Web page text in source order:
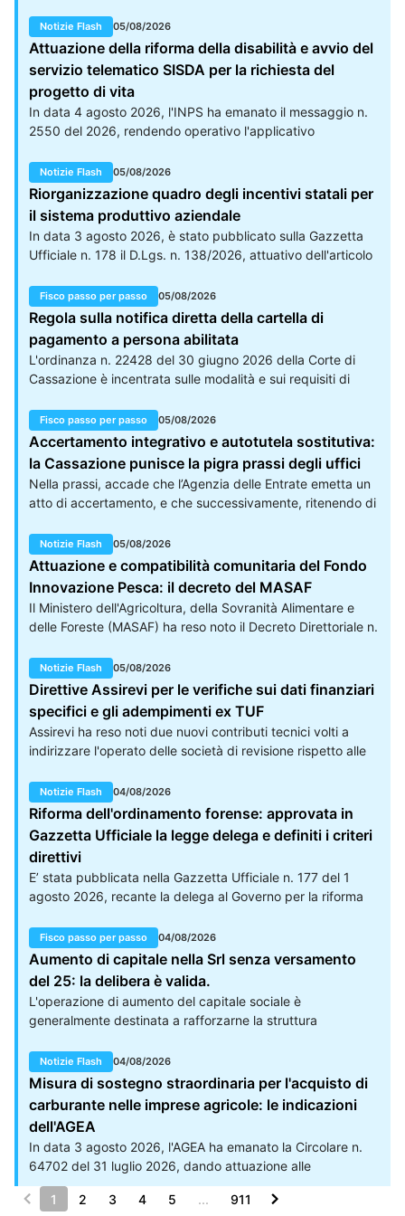
dell'imposta di donazione con l'aliquota dell'8 per un
trasferimento di fondi eseguito a mezzo bonifico bancario
e non registrato spontaneamente dalle parti. Il caso
giudiziario e le condizioni per l'accertamento dell'ufficio La
controversia trae origine da una dazione di denaro di
importo superiore a otto milioni di euro, eseguita da una
contribuente a favore della figlia residente in Italia tramite
Notizie Flash 05/08/2026
Attuazione della riforma della disabilità e avvio del
servizio telematico SISDA per la richiesta del
progetto di vita
In data 4 agosto 2026, l'INPS ha emanato il messaggio n.
2550 del 2026, rendendo operativo l'applicativo
progetto di vita". Il canale telematico consente ai cittadini
residenti nei territori coinvolti dalla fase sperimentale di
inoltrare la domanda volta all'elaborazione del progetto di
vita individuale, personalizzato e partecipato, previsto
dall'articolo 15 del D.Lgs. n. 62/2024 per l'attuazione della
riforma in materia di disabilità.
Notizie Flash 05/08/2026
Riorganizzazione quadro degli incentivi statali per
il sistema produttivo aziendale
In data 3 agosto 2026, è stato pubblicato sulla Gazzetta
Ufficiale n. 178 il D.Lgs. n. 138/2026, attuativo dell'articolo
160. Il provvedimento introduce un riassetto normativo
destinato a razionalizzare l'offerta delle misure di sostegno
alle imprese, riducendo la frammentazione degli interventi
e concentrando le risorse pubbliche sugli strumenti
considerati idonei a raggiungere finalità strategiche.
Fisco passo per passo 05/08/2026
Regola sulla notifica diretta della cartella di
pagamento a persona abilitata
L'ordinanza n. 22428 del 30 giugno 2026 della Corte di
Cassazione è incentrata sulle modalità e sui requisiti di
di legittimità hanno ribadito che, laddove l'agente della
riscossione proceda mediante invio diretto di
raccomandata con avviso di ricevimento ai sensi
dell'articolo 26 del D.P.R. n. 602/1973, la consegna del
plico a una persona abilitata alla ricezione perfeziona la
notificazione senza che sia necessario l'invio di una
successiva raccomandata informativa.
Fisco passo per passo 05/08/2026
Accertamento integrativo e autotutela sostitutiva:
la Cassazione punisce la pigra prassi degli uffici
Nella prassi, accade che l’Agenzia delle Entrate emetta un
atto di accertamento, e che successivamente, ritenendo di
ulteriore atto chiedendo quanto erroneamente omesso nel
primo. Le Sezioni Unite della Cassazione hanno chiarito la
distinzione tra autotutela sostitutiva e accertamento
integrativo.
Notizie Flash 05/08/2026
Attuazione e compatibilità comunitaria del Fondo
Innovazione Pesca: il decreto del MASAF
Il Ministero dell'Agricoltura, della Sovranità Alimentare e
delle Foreste (MASAF) ha reso noto il Decreto Direttoriale n.
428, della legge 29 dicembre 2022, n. 197. Il
provvedimento definisce gli elementi operativi prescritti dal
Regolamento (UE) 2022/2473 e dichiara la compatibilità
con il mercato interno, ai sensi degli articoli 107 e 108 del
Trattato sul funzionamento dell'Unione europea, per una
serie di misure di sostegno destinate alle imprese
impegnate nella produzione, trasformazione e
commercializzazione dei prodotti della pesca e
dell'acquacoltura.
Notizie Flash 05/08/2026
Direttive Assirevi per le verifiche sui dati finanziari
specifici e gli adempimenti ex TUF
Assirevi ha reso noti due nuovi contributi tecnici volti a
indirizzare l'operato delle società di revisione rispetto alle
principi contabili internazionali. Le pubblicazioni riguardano
sia i controlli prescritti dalla disciplina sui mercati finanziari,
sia la strutturazione delle relazioni relative a dati contabili
destinati a scopi specifici.
Notizie Flash 04/08/2026
Riforma dell'ordinamento forense: approvata in
Gazzetta Ufficiale la legge delega e definiti i criteri
direttivi
E’ stata pubblicata nella Gazzetta Ufficiale n. 177 del 1
agosto 2026, recante la delega al Governo per la riforma
di sei mesi entro cui l'Esecutivo deve adottare uno o più
decreti legislativi su proposta del Ministro della Giustizia e
previa consultazione del Consiglio Nazionale Forense
(CNF) , prevedendo un ulteriore periodo di dodici mesi per
l'emanazione di decreti integrativi e correttivi.
Fisco passo per passo 04/08/2026
Aumento di capitale nella Srl senza versamento
del 25: la delibera è valida.
L'operazione di aumento del capitale sociale è
generalmente destinata a rafforzarne la struttura
di business. Trattandosi di un'operazione che incide
direttamente sulle garanzie dei terzi e sugli equilibri
organizzativi interni, il legislatore del codice civile ha
circondato il procedimento di rigide cautele formali e
sostanziali, attribuendo al notaio verbalizzante un ruolo di
fondamentale presidio di legalità.
Notizie Flash 04/08/2026
Misura di sostegno straordinaria per l'acquisto di
carburante nelle imprese agricole: le indicazioni
dell'AGEA
In data 3 agosto 2026, l'AGEA ha emanato la Circolare n.
64702 del 31 luglio 2026, dando attuazione alle
disposizioni previste dal Decreto Interministeriale n.
0365846 del 27 luglio 2026 e dall'articolo 8-ter del
1 2 3 4 5 ... 911